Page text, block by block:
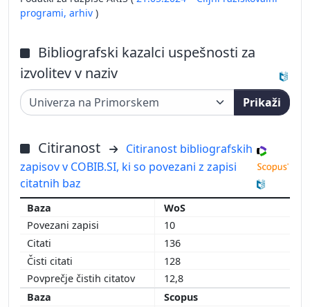
programi, arhiv )
Bibliografski kazalci uspešnosti za
izvolitev v naziv
Prikaži
Citiranost
Citiranost bibliografskih
zapisov v COBIB.SI, ki so povezani z zapisi
citatnih baz
WoS
10
136
128
12,8
Scopus